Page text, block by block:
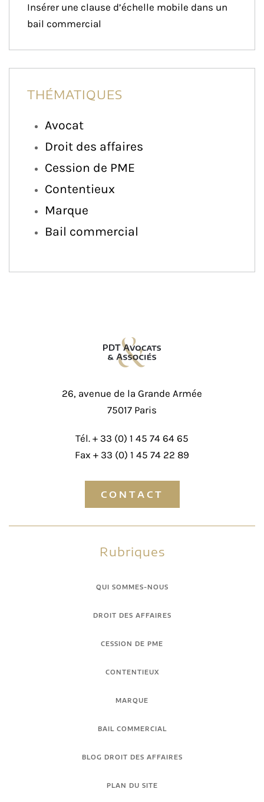
Insérer une clause d’échelle mobile dans un
bail commercial
THÉMATIQUES
Avocat
Droit des affaires
Cession de PME
Contentieux
Marque
Bail commercial
26, avenue de la Grande Armée
75017 Paris
Tél. + 33 (0) 1 45 74 64 65
Fax + 33 (0) 1 45 74 22 89
CONTACT
Rubriques
QUI SOMMES-NOUS
DROIT DES AFFAIRES
CESSION DE PME
CONTENTIEUX
MARQUE
BAIL COMMERCIAL
BLOG DROIT DES AFFAIRES
PLAN DU SITE